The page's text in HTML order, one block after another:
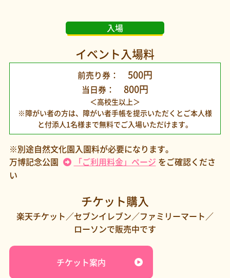
入場
イベント入場料
前売り券： 500円
当日券： 800円
＜高校生以上＞
※障がい者の方は、障がい者手帳を提示いただくと ご本人様
と付添人1名様まで無料でご入場いただけます。
※別途自然文化園入園料が必要になります。
万博記念公園
「ご利用料金」ページ をご確認くださ
い
チケット購入
楽天チケット／セブンイレブン／ファミリーマート／
ローソンで販売中です
チケット案内